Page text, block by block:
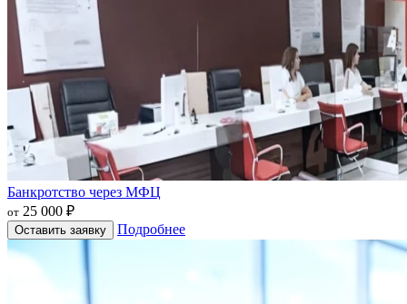
Банкротство через МФЦ
от 25 000 ₽
Оставить заявку Подробнее